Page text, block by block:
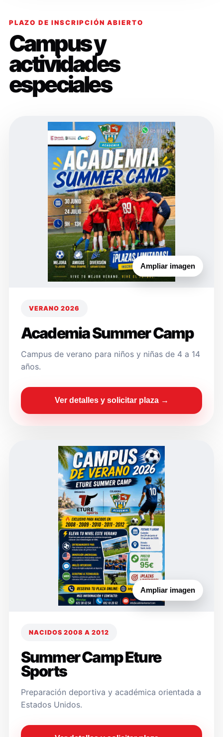
PLAZO DE INSCRIPCIÓN ABIERTO
Campus y
actividades
especiales
Ampliar imagen
VERANO 2026
Academia Summer Camp
Campus de verano para niños y niñas de 4 a 14
años.
Ver detalles y solicitar plaza →
Ampliar imagen
NACIDOS 2008 A 2012
Summer Camp Eture
Sports
Preparación deportiva y académica orientada a
Estados Unidos.